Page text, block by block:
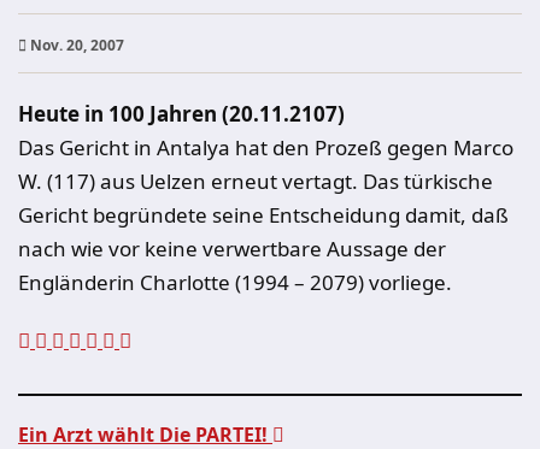
Nov. 20, 2007
Heute in 100 Jahren (20.11.2107)
Das Gericht in Antalya hat den Prozeß gegen Marco
W. (117) aus Uelzen erneut vertagt. Das türkische
Gericht begründete seine Entscheidung damit, daß
nach wie vor keine verwertbare Aussage der
Engländerin Charlotte (1994 – 2079) vorliege.
Ein Arzt wählt Die PARTEI!